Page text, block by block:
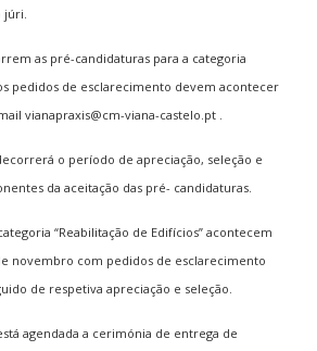
as pré-candidaturas para a categoria
pedidos de esclarecimento devem acontecer
vianapraxis@cm-viana-castelo.pt .
o período de apreciação, seleção e
da aceitação das pré- candidaturas.
“Reabilitação de Edifícios” acontecem
novembro com pedidos de esclarecimento
de respetiva apreciação e seleção.
agendada a cerimónia de entrega de